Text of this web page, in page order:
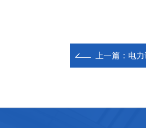
上一篇： 电